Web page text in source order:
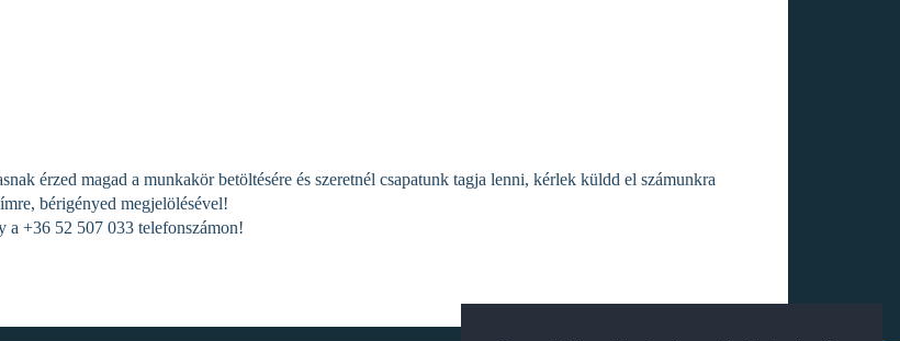
érzed magad a munkakör betöltésére és szeretnél csapatunk tagja lenni, kérlek küldd el számunkra
bérigényed megjelölésével!
a +36 52 507 033 telefonszámon!